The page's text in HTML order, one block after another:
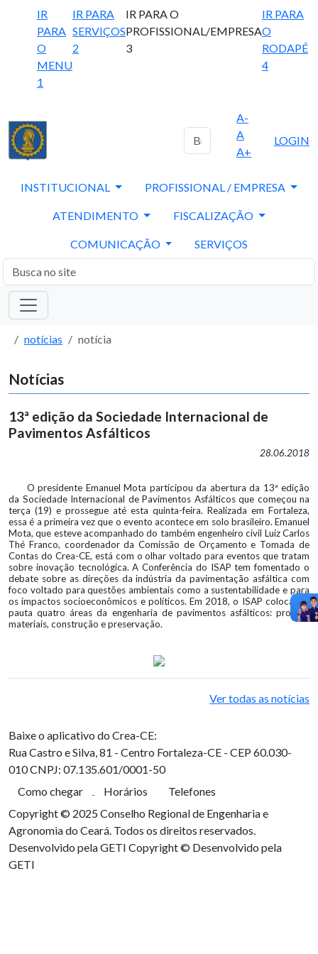
IR
PARA
O
MENU
1
IR PARA
SERVIÇOS
2
IR PARA O
PROFISSIONAL/EMPRESA
3
IR PARA
O
RODAPÉ
4
A-
A
A+
LOGIN
INSTITUCIONAL PROFISSIONAL / EMPRESA
ATENDIMENTO FISCALIZAÇÃO
COMUNICAÇÃO SERVIÇOS
notícias notícia
Notícias
13ª edição da Sociedade Internacional de
Pavimentos Asfálticos
28.06.2018
O presidente Emanuel Mota participou da abertura da 13ª edição
da Sociedade Internacional de Pavimentos Asfálticos que começou na
terça (19) e prossegue até esta quinta-feira. Realizada em Fortaleza,
essa é a primeira vez que o evento acontece em solo brasileiro. Emanuel
Mota, que esteve acompanhado do também engenheiro civil Luiz Carlos
Thé Franco, coordenador da Comissão de Orçamento e Tomada de
Contas do Crea-CE, está com o olhar voltado para eventos que tratam
sobre inovação tecnológica. A Conferência do ISAP tem fomentado o
debate sobre as direções da indústria da pavimentação asfáltica com
foco voltado para questões ambientais como a sustentabilidade e para
os impactos socioeconômicos e políticos. Em 2018, o ISAP coloca em
pauta quatro áreas da engenharia de pavimentos asfálticos: projeto,
materiais, construção e preservação.
Ver todas as notícias
Baixe o aplicativo do Crea-CE:
Rua Castro e Silva, 81 - Centro Fortaleza-CE - CEP 60.030-
010CNPJ: 07.135.601/0001-50
Como chegar
Horários
Telefones
Copyright © 2025 Conselho Regional de Engenharia e
Agronomia do Ceará. Todos os direitos reservados.
Desenvolvido pela GETI Copyright © Desenvolvido pela
GETI